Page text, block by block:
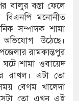
বালুর বস্তা ফেলে
বিএনপি মনোনীত
সম্পাদক শামা
উঠেছে।
রামকান্তপুর
ওবায়েদ
রাখল। এটা তো
বেগম খালেদা
সেটা তো এখন এই